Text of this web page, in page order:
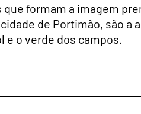
que formam a imagem
de Portimão, são a
e o verde dos campos.